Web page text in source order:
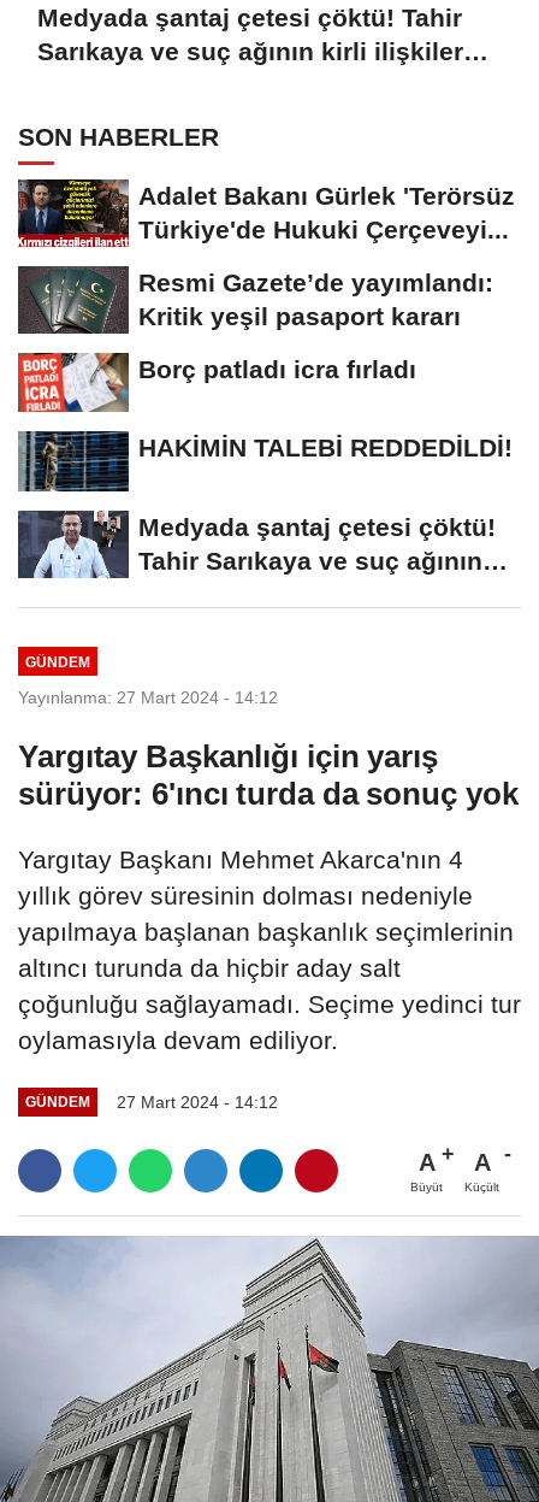
Medyada şantaj çetesi çöktü! Tahir
Sarıkaya ve suç ağının kirli ilişkiler
SON HABERLER
Adalet Bakanı Gürlek 'Terörsüz
Türkiye'de Hukuki Çerçeveyi...
Resmi Gazete’de yayımlandı:
Kritik yeşil pasaport kararı
Borç patladı icra fırladı
HAKİMİN TALEBİ REDDEDİLDİ!
Medyada şantaj çetesi çöktü!
Tahir Sarıkaya ve suç ağının
GÜNDEM
Yayınlanma: 27 Mart 2024 - 14:12
Yargıtay Başkanlığı için yarış
sürüyor: 6'ıncı turda da sonuç yok
Yargıtay Başkanı Mehmet Akarca'nın 4
yıllık görev süresinin dolması nedeniyle
yapılmaya başlanan başkanlık seçimlerinin
altıncı turunda da hiçbir aday salt
çoğunluğu sağlayamadı. Seçime yedinci tur
oylamasıyla devam ediliyor.
GÜNDEM 27 Mart 2024 - 14:12
A
Büyüt
A
Küçült